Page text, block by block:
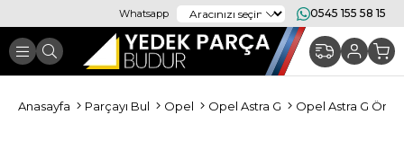
Whatsapp 0545 155 58 15
Anasayfa Parçayı Bul Opel Opel Astra G Opel Astra G Ön